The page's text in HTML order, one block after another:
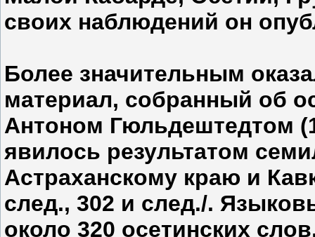
своих наблюдений он
Более значительным
материал, собранный об
Антоном Гюльдештедтом
явилось результатом
Астраханскому краю и
след., 302 и след./.
около 320 осетинских